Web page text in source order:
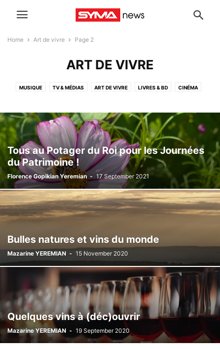
Home Art de vivre Page 2
ART DE VIVRE
MUSIQUE TV & MÉDIAS ART DE VIVRE LIVRES & BD CINÉMA
COMMUNIQUÉS DE PRESSE ARCHIVES
Tous au Potager du Roi pour les Journées
du Patrimoine !
Florence Gopikian Yeremian - 17 September 2021
Bulles natures et vins du monde
Mazarine YEREMIAN - 15 November 2020
Quelques vins à (déc)ouvrir
Mazarine YEREMIAN - 19 September 2020